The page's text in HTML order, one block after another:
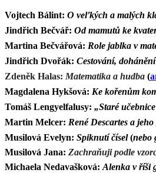
Vojtech Bálint: O veľkých a malých
Jindřich Bečvář: Od mamutů ke
Martina Bečvářová: Role jablka v
Jindřich Dvořák: Cestování,
Zdeněk Halas: Matematika a hudba (
Magdalena Hykšová: Ke kořenům
Tomáš Lengyelfalusy: „Staré
Martin Melcer: René Descartes a
Musilová Evelyn: Spiknutí čísel(nebo
Musilová Jana: Zachraňuji podle
Michaela Nedavašková: Alenka v říši